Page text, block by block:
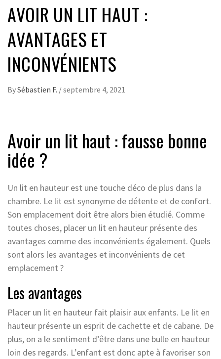
AVOIR UN LIT HAUT :
AVANTAGES ET
INCONVÉNIENTS
BySébastien F. /septembre 4, 2021
Avoir un lit haut : fausse bonne
idée ?
Un lit en hauteur est une touche déco de plus dans la
chambre. Le lit est synonyme de détente et de confort.
Son emplacement doit être alors bien étudié. Comme
toutes choses, placer un lit en hauteur présente des
avantages comme des inconvénients également. Quels
sont alors les avantages et inconvénients de cet
emplacement ?
Les avantages
Placer un lit en hauteur fait plaisir aux enfants. Le lit en
hauteur présente un esprit de cachette et de cabane. De
plus, on a le sentiment d’être dans une bulle en hauteur
loin des regards. L’enfant est donc apte à favoriser son